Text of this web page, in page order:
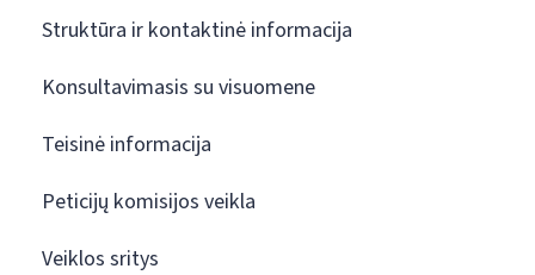
Struktūra ir kontaktinė informacija
Konsultavimasis su visuomene
Teisinė informacija
Peticijų komisijos veikla
Veiklos sritys